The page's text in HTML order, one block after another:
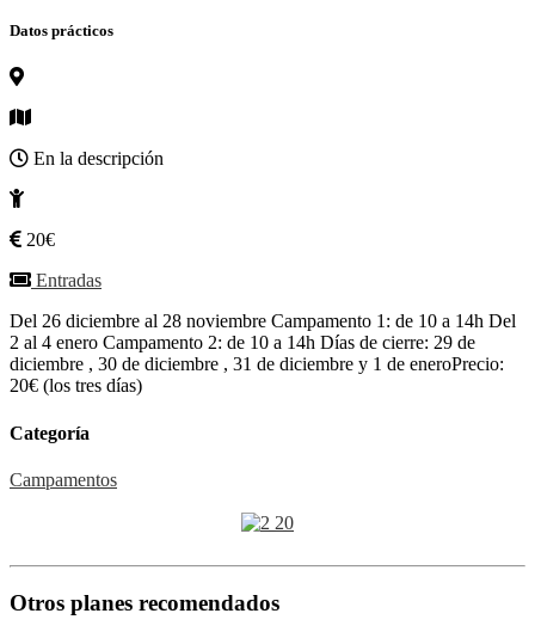
Datos prácticos
En la descripción
20€
Entradas
Del 26 diciembre al 28 noviembre Campamento 1: de 10 a 14h Del
2 al 4 enero Campamento 2: de 10 a 14h Días de cierre: 29 de
diciembre , 30 de diciembre , 31 de diciembre y 1 de eneroPrecio:
20€ (los tres días)
Categoría
Campamentos
Otros planes recomendados